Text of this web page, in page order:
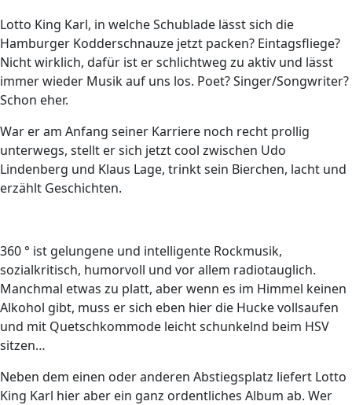
Lotto King Karl, in welche Schublade lässt sich die
Hamburger Kodderschnauze jetzt packen? Eintagsfliege?
Nicht wirklich, dafür ist er schlichtweg zu aktiv und lässt
immer wieder Musik auf uns los. Poet? Singer/Songwriter?
Schon eher.
War er am Anfang seiner Karriere noch recht prollig
unterwegs, stellt er sich jetzt cool zwischen Udo
Lindenberg und Klaus Lage, trinkt sein Bierchen, lacht und
erzählt Geschichten.
360 ° ist gelungene und intelligente Rockmusik,
sozialkritisch, humorvoll und vor allem radiotauglich.
Manchmal etwas zu platt, aber wenn es im Himmel keinen
Alkohol gibt, muss er sich eben hier die Hucke vollsaufen
und mit Quetschkommode leicht schunkelnd beim HSV
sitzen…
Neben dem einen oder anderen Abstiegsplatz liefert Lotto
King Karl hier aber ein ganz ordentliches Album ab. Wer